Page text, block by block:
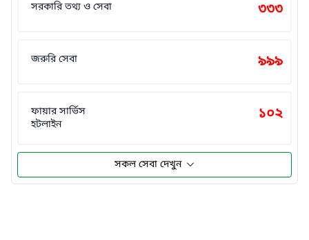
সরকারি তথ্য ও সেবা ৩৩৩
জরুরি সেবা ৯৯৯
ফায়ার সার্ভিস
হটলাইন
১০২
সকল সেবা দেখুন